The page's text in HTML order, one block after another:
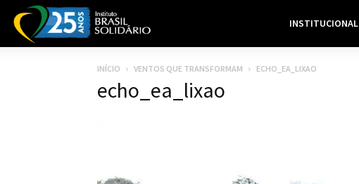
INSTITUCIONAL
INÍCIO VENTOS QUE TRANSFORMAM ECHO_EA_LIXAO
echo_ea_lixao